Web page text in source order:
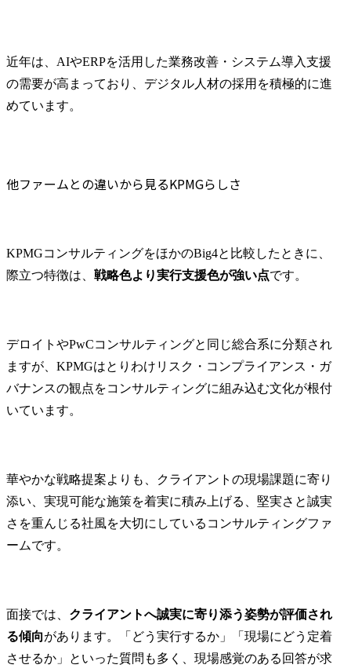
近年は、AIやERPを活用した業務改善・システム導入支援
の需要が高まっており、デジタル人材の採用を積極的に進
めています。
他ファームとの違いから見るKPMGらしさ
KPMGコンサルティングをほかのBig4と比較したときに、
際立つ特徴は、 戦略色より実行支援色が強い点です。
デロイトやPwCコンサルティングと同じ総合系に分類され
ますが、KPMGはとりわけリスク・コンプライアンス・ガ
バナンスの観点をコンサルティングに組み込む文化が根付
いています。
華やかな戦略提案よりも、クライアントの現場課題に寄り
添い、実現可能な施策を着実に積み上げる、堅実さと誠実
さを重んじる社風を大切にしているコンサルティングファ
ームです。
面接では、 クライアントへ誠実に寄り添う姿勢が評価され
る傾向があります。「どう実行するか」「現場にどう定着
させるか」といった質問も多く、現場感覚のある回答が求